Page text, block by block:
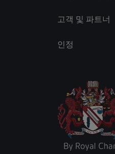
고객 및 파트너
인정